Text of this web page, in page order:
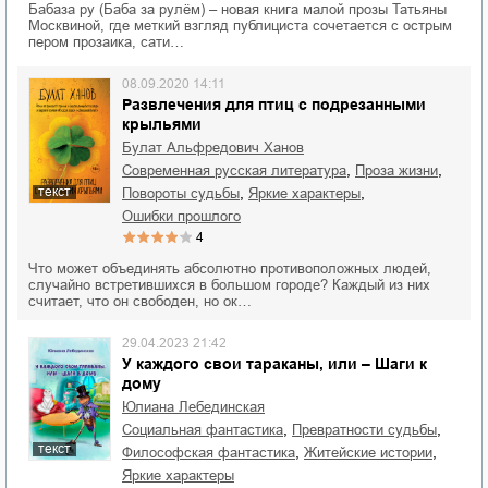
Бабаза ру (Баба за рулём) – новая книга малой прозы Татьяны
Москвиной, где меткий взгляд публициста сочетается с острым
пером прозаика, сати…
текст
Развлечения для птиц с подрезанными
крыльями
08.09.2020 14:11
Булат Альфредович Ханов
современная русская литература
проза жизни
повороты судьбы яркие характеры
ошибки прошлого
4
Что может объединять абсолютно противоположных людей,
случайно встретившихся в большом городе? Каждый из них
считает, что он свободен, но ок…
текст
У каждого свои тараканы, или – Шаги к
дому
29.04.2023 21:42
Юлиана Лебединская
социальная фантастика
превратности судьбы
философская фантастика житейские истории
яркие характеры